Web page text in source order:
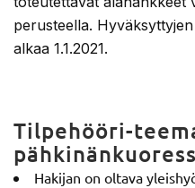
perusteella.
alkaa 1.1.2021.
Tilpehööri-
Hakijan on oltava